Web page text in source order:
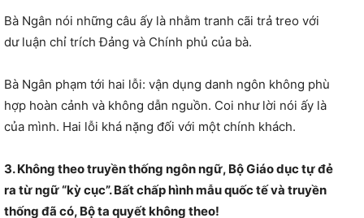
Bà Ngân nói những câu ấy là nhằm tranh cãi trả treo với
dư luận chỉ trích Đảng và Chính phủ của bà.
Bà Ngân phạm tới hai lỗi: vận dụng danh ngôn không phù
hợp hoàn cảnh và không dẫn nguồn. Coi như lời nói ấy là
của mình. Hai lỗi khá nặng đối với một chính khách.
3. Không theo truyền thống ngôn ngữ, Bộ Giáo dục tự đẻ
ra từ ngữ “kỳ cục”. Bất chấp hình mẫu quốc tế và truyền
thống đã có, Bộ ta quyết không theo!